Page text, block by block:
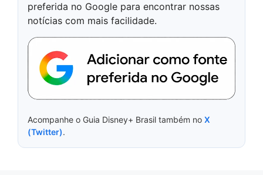
preferida no Google para encontrar nossas
notícias com mais facilidade.
Acompanhe o Guia Disney+ Brasil também no X
(Twitter).